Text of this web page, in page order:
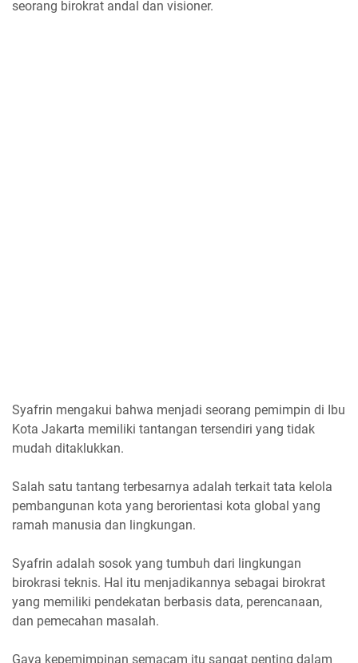
seorang birokrat andal dan visioner.
Syafrin mengakui bahwa menjadi seorang pemimpin di Ibu
Kota Jakarta memiliki tantangan tersendiri yang tidak
mudah ditaklukkan.
Salah satu tantang terbesarnya adalah terkait tata kelola
pembangunan kota yang berorientasi kota global yang
ramah manusia dan lingkungan.
Syafrin adalah sosok yang tumbuh dari lingkungan
birokrasi teknis. Hal itu menjadikannya sebagai birokrat
yang memiliki pendekatan berbasis data, perencanaan,
dan pemecahan masalah.
Gaya kepemimpinan semacam itu sangat penting dalam